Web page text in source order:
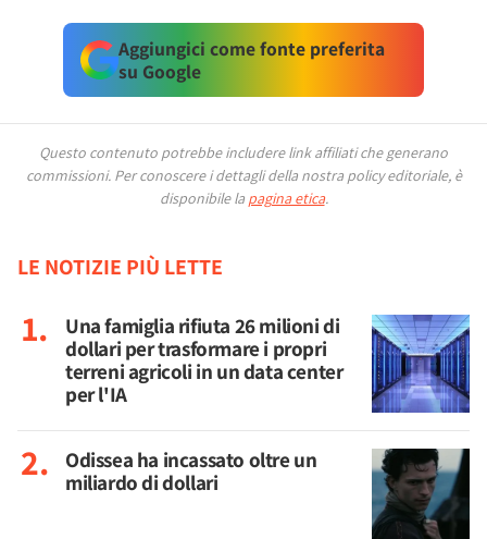
Aggiungici come fonte preferita
su Google
Questo contenuto potrebbe includere link affiliati che generano
commissioni. Per conoscere i dettagli della nostra policy editoriale, è
disponibile la pagina etica.
LE NOTIZIE PIÙ LETTE
Una famiglia rifiuta 26 milioni di
dollari per trasformare i propri
terreni agricoli in un data center
per l'IA
Odissea ha incassato oltre un
miliardo di dollari